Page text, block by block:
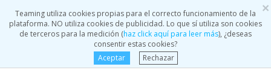
×
Teaming utiliza cookies propias para el correcto funcionamiento de la
plataforma. NO utiliza cookies de publicidad. Lo que sí utiliza son cookies
de terceros para la medición (haz click aquí para leer más), ¿deseas
consentir estas cookies?
Aceptar
Rechazar